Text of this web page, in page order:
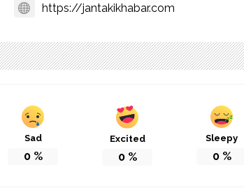
https://jantakikhabar.com
Sad
0%
Excited
0%
Sleepy
0%